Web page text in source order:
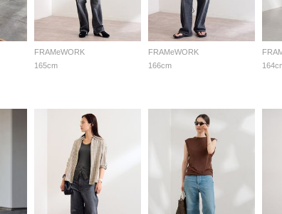
FRAMeWORK
165cm
FRAMeWORK
166cm